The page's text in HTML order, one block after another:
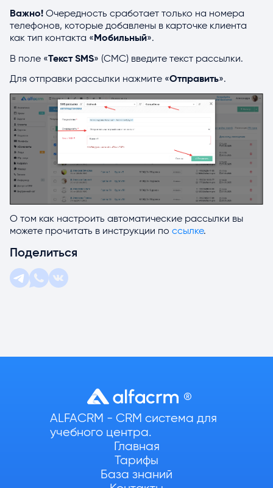
Важно! Очередность сработает только на номера
телефонов, которые добавлены в карточке клиента
как тип контакта « Мобильный».
В поле «Текст SMS» (СМС) введите текст рассылки.
Для отправки рассылки нажмите «Отправить».
О том как настроить автоматические рассылки вы
можете прочитать в инструкции по ссылке.
Поделиться
ALFACRM - CRM система для
учебного центра.
Главная
Тарифы
База знаний